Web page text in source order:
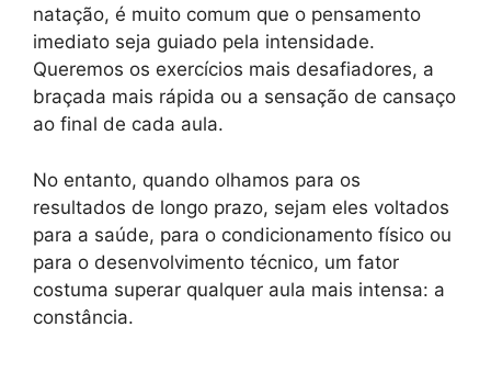
natação, é muito comum que o pensamento
imediato seja guiado pela intensidade.
Queremos os exercícios mais desafiadores, a
braçada mais rápida ou a sensação de cansaço
ao final de cada aula.
No entanto, quando olhamos para os
resultados de longo prazo, sejam eles voltados
para a saúde, para o condicionamento físico ou
para o desenvolvimento técnico, um fator
costuma superar qualquer aula mais intensa: a
constância.